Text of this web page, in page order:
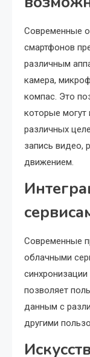
Современные
смартфонов
различным
камера,
компас. Это
которые могут
различных
запись видео,
движением.
Современные
облачными
позволяет
данным с
другими